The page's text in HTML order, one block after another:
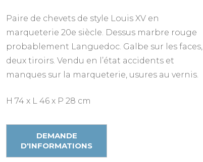
Paire de chevets de style Louis XV en
marqueterie 20e siècle. Dessus marbre rouge
probablement Languedoc. Galbe sur les faces,
deux tiroirs. Vendu en l’état accidents et
manques sur la marqueterie, usures au vernis.
H 74 x L 46 x P 28 cm